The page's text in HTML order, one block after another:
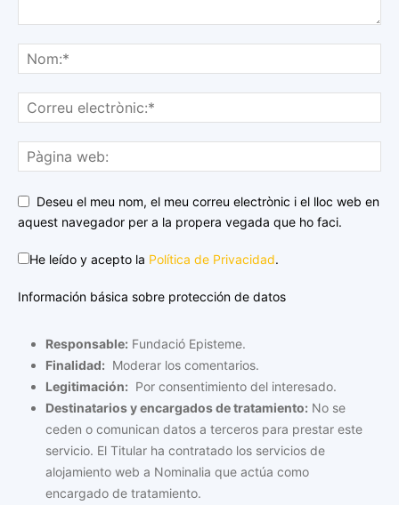
Deseu el meu nom, el meu correu electrònic i el lloc web en
aquest navegador per a la propera vegada que ho faci.
He leído y acepto la Política de Privacidad.
Información básica sobre protección de datos
Responsable: Fundació Episteme.
Finalidad: Moderar los comentarios.
Legitimación: Por consentimiento del interesado.
Destinatarios y encargados de tratamiento: No se
ceden o comunican datos a terceros para prestar este
servicio. El Titular ha contratado los servicios de
alojamiento web a Nominalia que actúa como
encargado de tratamiento.